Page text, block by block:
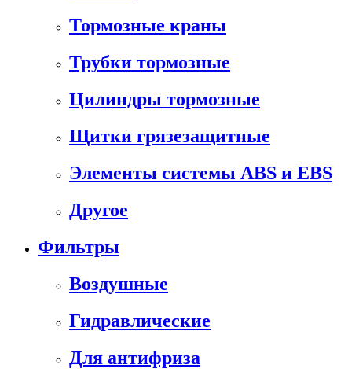
Тормозные краны
Трубки тормозные
Цилиндры тормозные
Щитки грязезащитные
Элементы системы ABS и EBS
Другое
Фильтры
Воздушные
Гидравлические
Для антифриза